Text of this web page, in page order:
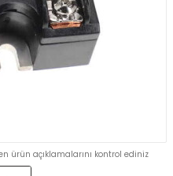
ürün açıklamalarını kontrol ediniz